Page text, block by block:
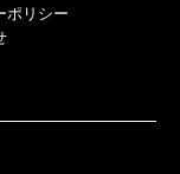
ポリシー